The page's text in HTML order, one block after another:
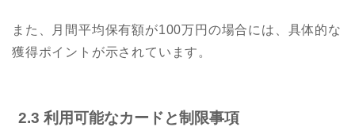
また、月間平均保有額が100万円の場合には、具体的な
獲得ポイントが示されています。
2.3 利用可能なカードと制限事項